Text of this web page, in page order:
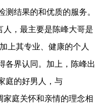
结果的和优质的服务。
人，最主要是陈峰大哥是
上其专业、健康的个人
各界认同。加上，陈峰出
庭的好男人，与
家庭关怀和亲情的理念相